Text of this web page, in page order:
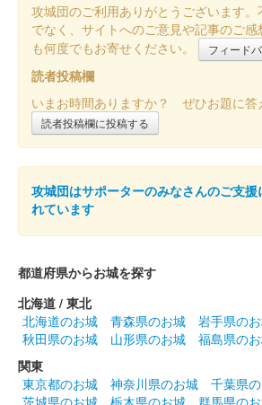
攻城団のご利用ありがとうございます。
でなく、サイトへのご意見や記事のご
も何度でもお寄せください。
フィード
読者投稿欄
いまお時間ありますか？ ぜひお題に答
読者投稿欄に投稿する
攻城団はサポーターのみなさんのご支援
れています
都道府県からお城を探す
北海道 / 東北
北海道のお城
青森県のお城 岩手県の
秋田県のお城
山形県のお城
福島県の
関東
東京都のお城
神奈川県のお城 千葉県
茨城県のお城
栃木県のお城
群馬県の